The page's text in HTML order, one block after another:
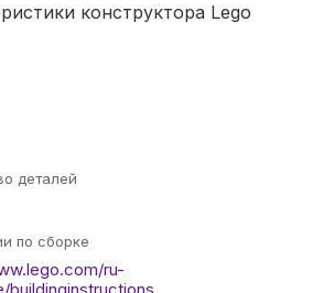
конструктора Lego
деталей
по сборке
ru-